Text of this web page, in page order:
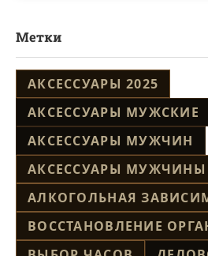
Метки
АКСЕССУАРЫ 2025
АКСЕССУАРЫ МУЖСКИЕ
АКСЕССУАРЫ МУЖЧИН
АКСЕССУАРЫ МУЖЧИНЫ
АЛКОГОЛЬНАЯ
ВОССТАНОВЛЕНИЕ